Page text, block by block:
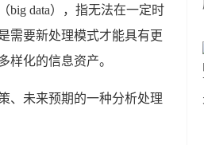
big data），指无法在一定时
需要新处理模式才能具有更
样化的信息资产。
、未来预期的一种分析处理